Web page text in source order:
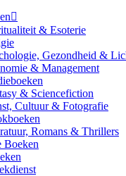
& Esoterie
Gezondheid &
& Management
& Sciencefiction
Cultuur & Fotografie
Romans & Thrillers
Boeken